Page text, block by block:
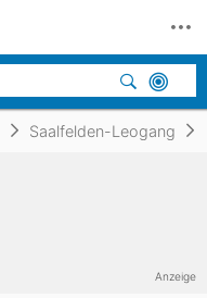
Saalfelden-Leogang
Anzeige